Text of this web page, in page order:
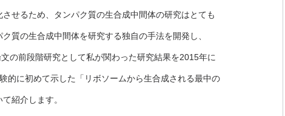
せるため、タンパク質の生合成中間体の研究はとても
質の生合成中間体を研究する独自の手法を開発し、
の前段階研究として私が関わった研究結果を2015年に
的に初めて示した「リボソームから生合成される最中の
紹介します。